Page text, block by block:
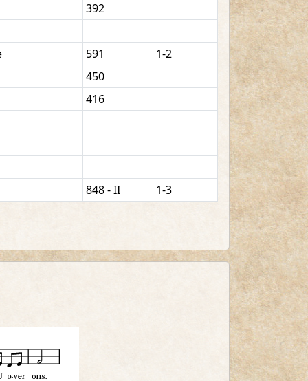
392
591
1-2
450
416
848 - II 1-3